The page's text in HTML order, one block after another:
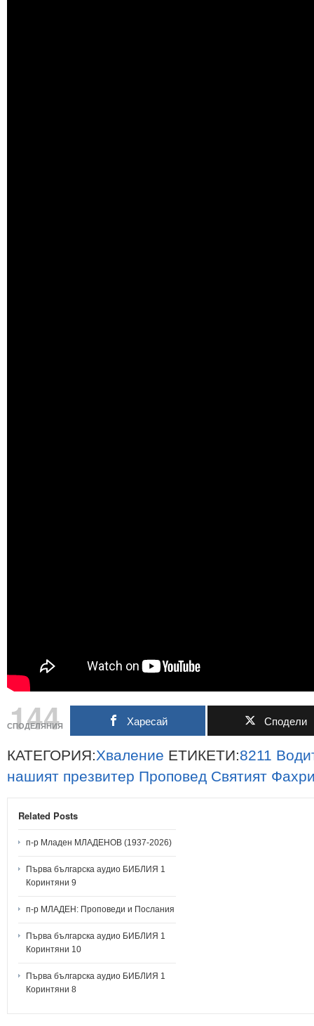
144
СПОДЕЛЯНИЯ Харесай Сподели
КАТЕГОРИЯ:Хваление ЕТИКЕТИ:8211
нашият презвитер Проповед Святият
Related Posts
п-р Младен МЛАДЕНОВ (1937-2026)
Първа българска аудио БИБЛИЯ 1
Коринтяни 9
п-р МЛАДЕН: Проповеди и Послания
Първа българска аудио БИБЛИЯ 1
Коринтяни 10
Първа българска аудио БИБЛИЯ 1
Коринтяни 8